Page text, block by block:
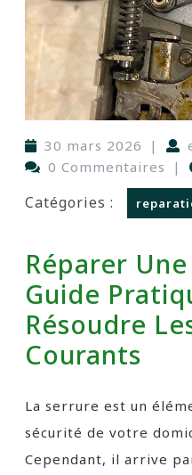
30 mars 2026 |
0 Commentaires
|
Catégories :
Réparer
Guide
Résoudre
Courants
La serrure est un
sécurité de votre
Cependant, il arrive